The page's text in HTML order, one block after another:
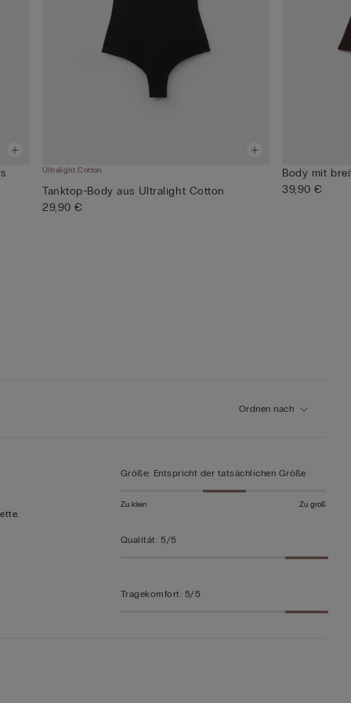
Ultralight Cotton
Tanktop-Body aus Ultralight Cotton
29,90 €
Body mit
39,90 €
Ordnen nach
Größe: Entspricht der tatsächlichen Größe
Zu klein Zu groß
Qualität: 5/5
Tragekomfort: 5/5